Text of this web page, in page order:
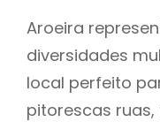
Aroeira
diversidades
local perfeito
pitorescas